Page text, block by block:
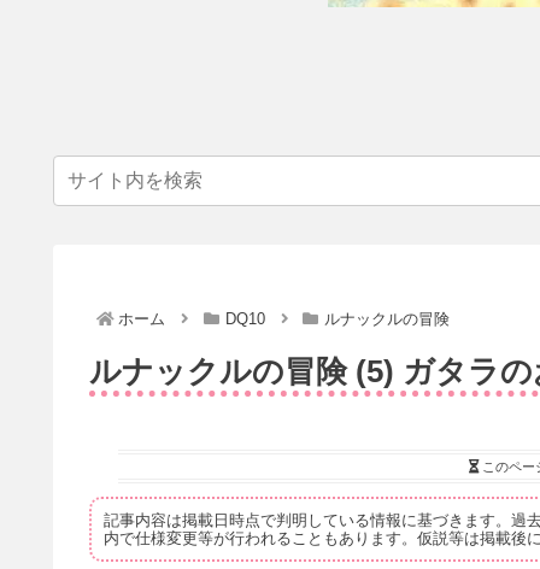
ホーム DQ10 ルナックルの冒険
ルナックルの冒険 (5) ガタラ
このペー
記事内容は掲載日時点で判明している情報に基づきます。過
内で仕様変更等が行われることもあります。仮説等は掲載後